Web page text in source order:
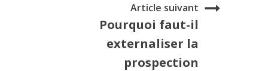
Article suivant
Pourquoi faut-il
externaliser la
prospection